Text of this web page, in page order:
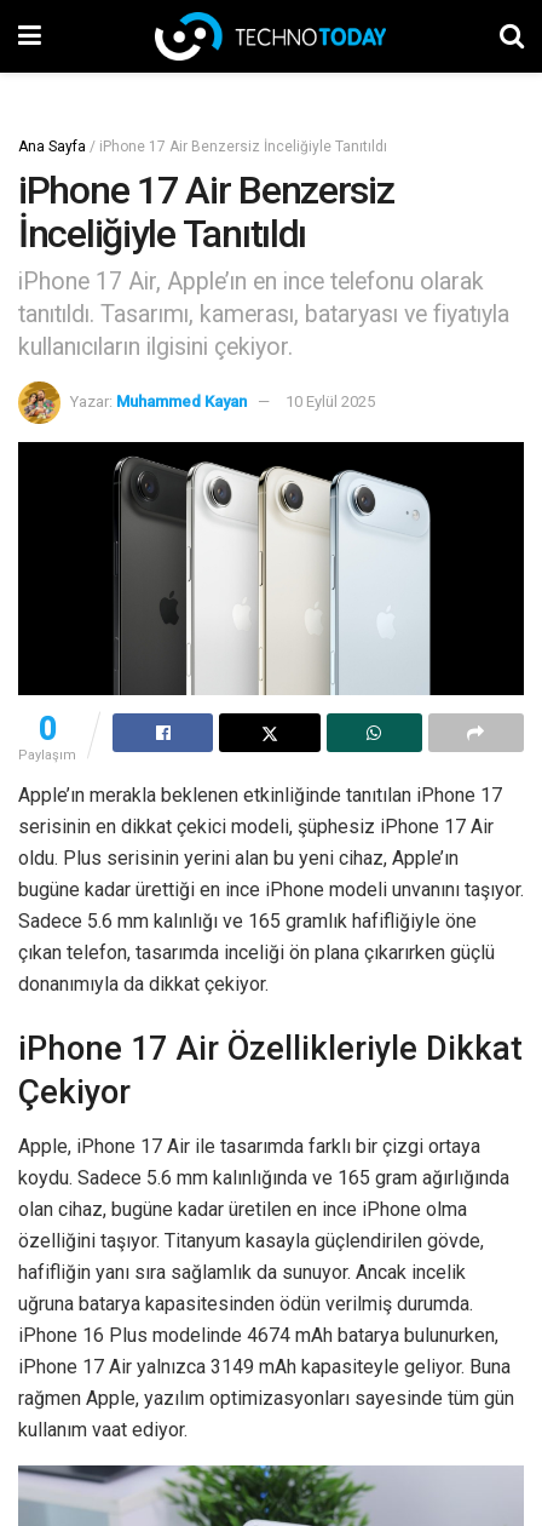
Ana Sayfa / iPhone 17 Air Benzersiz İnceliğiyle Tanıtıldı
iPhone 17 Air Benzersiz
İnceliğiyle Tanıtıldı
iPhone 17 Air, Apple’ın en ince telefonu olarak
tanıtıldı. Tasarımı, kamerası, bataryası ve fiyatıyla
kullanıcıların ilgisini çekiyor.
Yazar: Muhammed Kayan 10 Eylül 2025
0
Paylaşım
Apple’ın merakla beklenen etkinliğinde tanıtılan iPhone 17
serisinin en dikkat çekici modeli, şüphesiz iPhone 17 Air
oldu. Plus serisinin yerini alan bu yeni cihaz, Apple’ın
bugüne kadar ürettiği en ince iPhone modeli unvanını taşıyor.
Sadece 5.6 mm kalınlığı ve 165 gramlık hafifliğiyle öne
çıkan telefon, tasarımda inceliği ön plana çıkarırken güçlü
donanımıyla da dikkat çekiyor.
iPhone 17 Air Özellikleriyle Dikkat
Çekiyor
Apple, iPhone 17 Air ile tasarımda farklı bir çizgi ortaya
koydu. Sadece 5.6 mm kalınlığında ve 165 gram ağırlığında
olan cihaz, bugüne kadar üretilen en ince iPhone olma
özelliğini taşıyor. Titanyum kasayla güçlendirilen gövde,
hafifliğin yanı sıra sağlamlık da sunuyor. Ancak incelik
uğruna batarya kapasitesinden ödün verilmiş durumda.
iPhone 16 Plus modelinde 4674 mAh batarya bulunurken,
iPhone 17 Air yalnızca 3149 mAh kapasiteyle geliyor. Buna
rağmen Apple, yazılım optimizasyonları sayesinde tüm gün
kullanım vaat ediyor.